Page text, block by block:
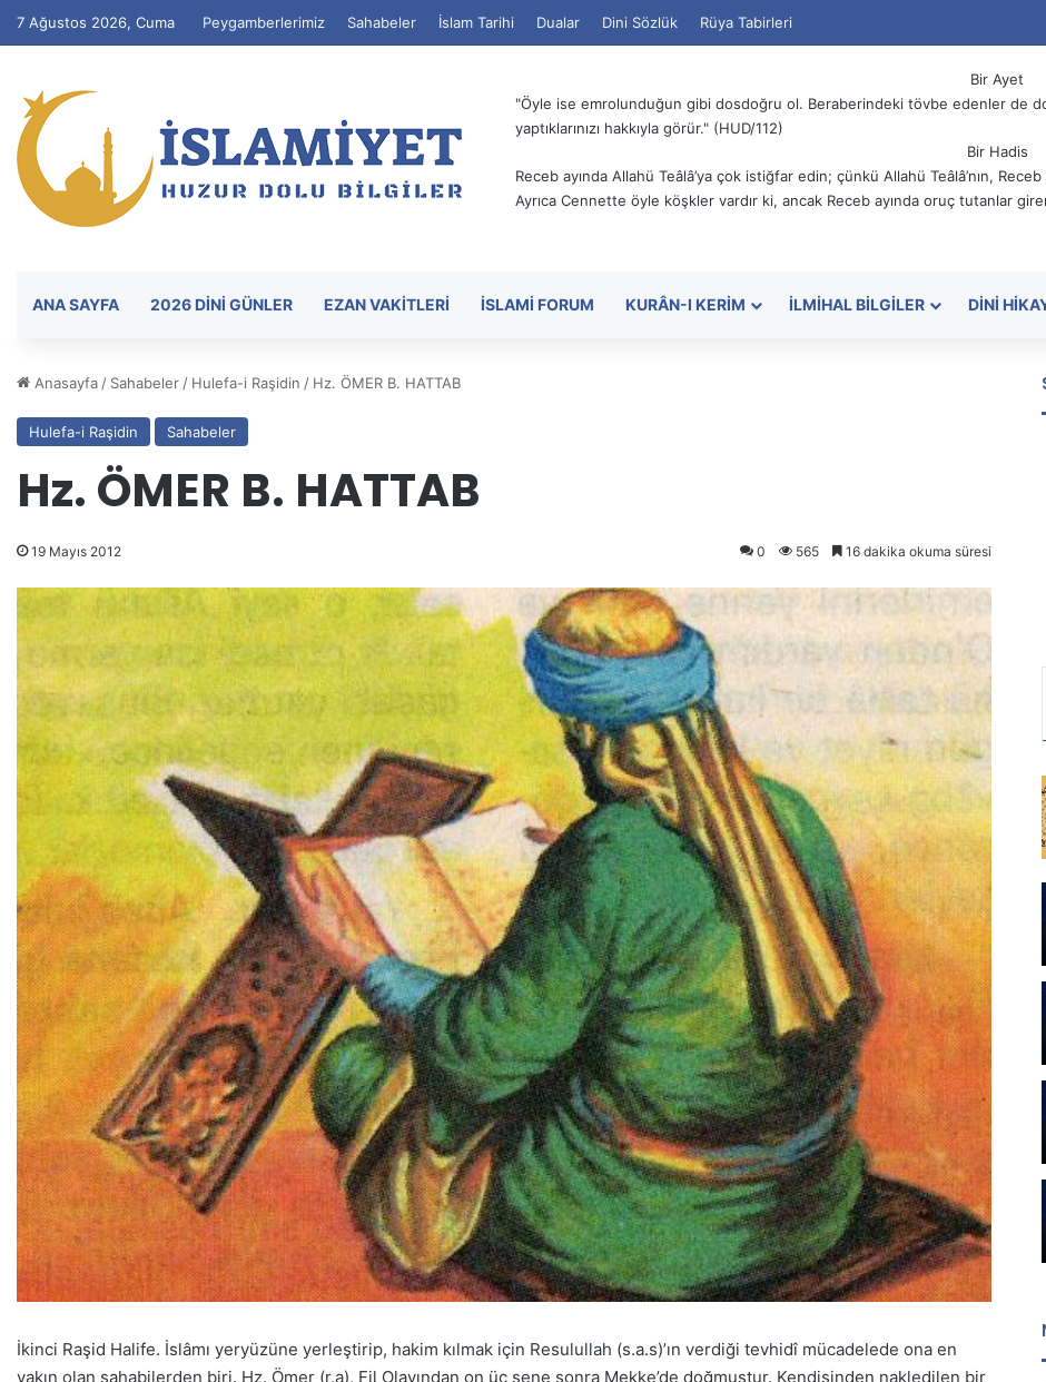
7 Ağustos 2026, Cuma Peygamberlerimiz Sahabeler İslam Tarihi Dualar Dini Sözlük Rüya Tabirleri
Bir Ayet
"Öyle ise emrolunduğun gibi dosdoğru ol. Beraberindeki tövbe edenler de
yaptıklarınızı hakkıyla görür." (HUD/112)
Bir Hadis
Receb ayında Allahü Teâlâ’ya çok istiğfar edin; çünkü Allahü Teâlâ’nın,
Ayrıca Cennette öyle köşkler vardır ki, ancak Receb ayında oruç tutanlar
ANA SAYFA 2026 DİNİ GÜNLER EZAN VAKITLERI İSLAMI FORUM KURÂN-I KERIM İLMIHAL BILGILER DINI
Anasayfa / Sahabeler / Hulefa-i Raşidin / Hz. ÖMER B. HATTAB
Hulefa-i Raşidin Sahabeler
Hz. ÖMER B. HATTAB
19 Mayıs 2012 0 565 16 dakika okuma süresi
İkinci Raşid Halife. İslâmı yeryüzüne yerleştirip, hakim kılmak için Resulullah (s.a.s)’ın verdiği tevhidî mücadelede ona en
yakın olan sahabilerden biri. Hz. Ömer (r.a), Fil Olayından on üç sene sonra Mekke’de doğmuştur. Kendisinden nakledilen bir